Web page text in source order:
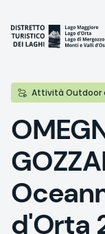
contenu
principal
Attività Outdoor
d'Orta